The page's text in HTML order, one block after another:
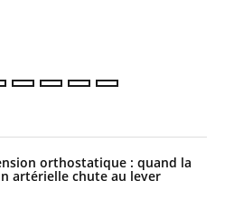
orthostatique : quand la
artérielle chute au lever